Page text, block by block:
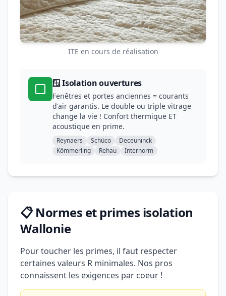
ITE en cours de réalisation
🪟 Isolation ouvertures
Fenêtres et portes anciennes = courants
d'air garantis. Le double ou triple vitrage
change la vie ! Confort thermique ET
acoustique en prime.
Reynaers Schüco
Deceuninck
Kömmerling
Rehau Internorm
📋 Normes et primes isolation
Wallonie
Pour toucher les primes, il faut respecter
certaines valeurs R minimales. Nos pros
connaissent les exigences par coeur !